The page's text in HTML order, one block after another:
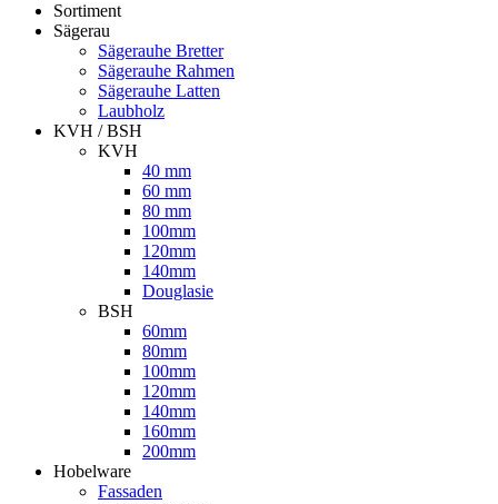
Sortiment
Sägerau
Sägerauhe Bretter
Sägerauhe Rahmen
Sägerauhe Latten
Laubholz
KVH / BSH
KVH
40 mm
60 mm
80 mm
100mm
120mm
140mm
Douglasie
BSH
60mm
80mm
100mm
120mm
140mm
160mm
200mm
Hobelware
Fassaden